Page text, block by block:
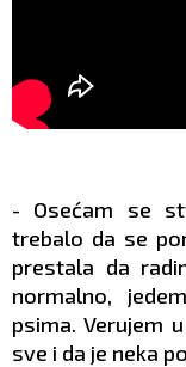
- Osećam se
trebalo da se
prestala da
normalno,
psima. Verujem
sve i da je neka